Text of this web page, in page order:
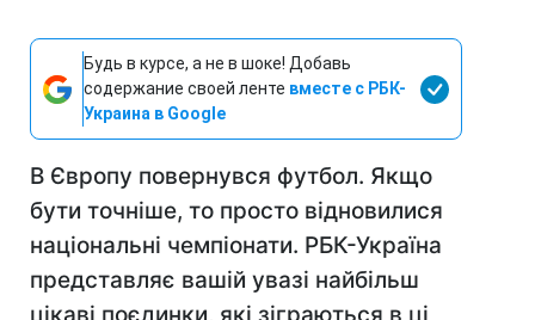
Будь в курсе, а не в шоке! Добавь
содержание своей ленте вместе с РБК-
Украина в Google
В Європу повернувся футбол. Якщо
бути точніше, то просто відновилися
національні чемпіонати. РБК-Україна
представляє вашій увазі найбільш